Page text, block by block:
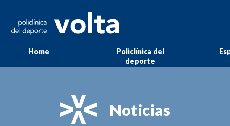
Home
Policlínica del
deporte
Noticias